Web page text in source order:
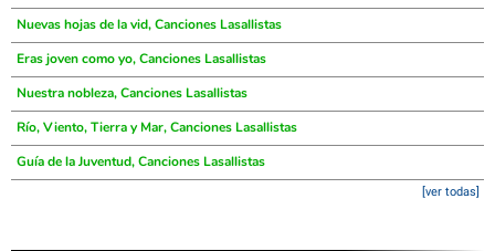
Nuevas hojas de la vid, Canciones Lasallistas
Eras joven como yo, Canciones Lasallistas
Nuestra nobleza, Canciones Lasallistas
Río, Viento, Tierra y Mar, Canciones Lasallistas
Guía de la Juventud, Canciones Lasallistas
[ver todas]